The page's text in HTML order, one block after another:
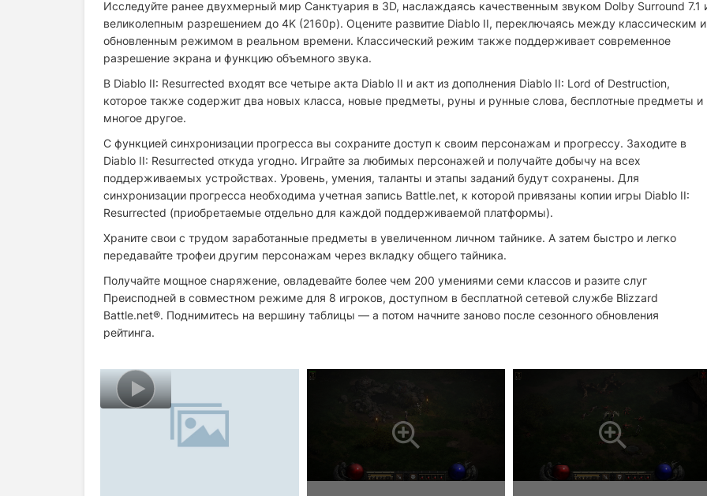
Исследуйте ранее двухмерный мир Санктуария в 3D, наслаждаясь качественным звуком Dolby Surround 7.1
великолепным разрешением до 4K (2160p). Оцените развитие Diablo II, переключаясь между классическим и
обновленным режимом в реальном времени. Классический режим также поддерживает современное
разрешение экрана и функцию объемного звука.
В Diablo II: Resurrected входят все четыре акта Diablo II и акт из дополнения Diablo II: Lord of Destruction,
которое также содержит два новых класса, новые предметы, руны и рунные слова, бесплотные предметы и
многое другое.
С функцией синхронизации прогресса вы сохраните доступ к своим персонажам и прогрессу. Заходите в
Diablo II: Resurrected откуда угодно. Играйте за любимых персонажей и получайте добычу на всех
поддерживаемых устройствах. Уровень, умения, таланты и этапы заданий будут сохранены. Для
синхронизации прогресса необходима учетная запись Battle.net, к которой привязаны копии игры Diablo II:
Resurrected (приобретаемые отдельно для каждой поддерживаемой платформы).
Храните свои с трудом заработанные предметы в увеличенном личном тайнике. А затем быстро и легко
передавайте трофеи другим персонажам через вкладку общего тайника.
Получайте мощное снаряжение, овладевайте более чем 200 умениями семи классов и разите слуг
Преисподней в совместном режиме для 8 игроков, доступном в бесплатной сетевой службе Blizzard
Battle.net®. Поднимитесь на вершину таблицы — а потом начните заново после сезонного обновления
рейтинга.